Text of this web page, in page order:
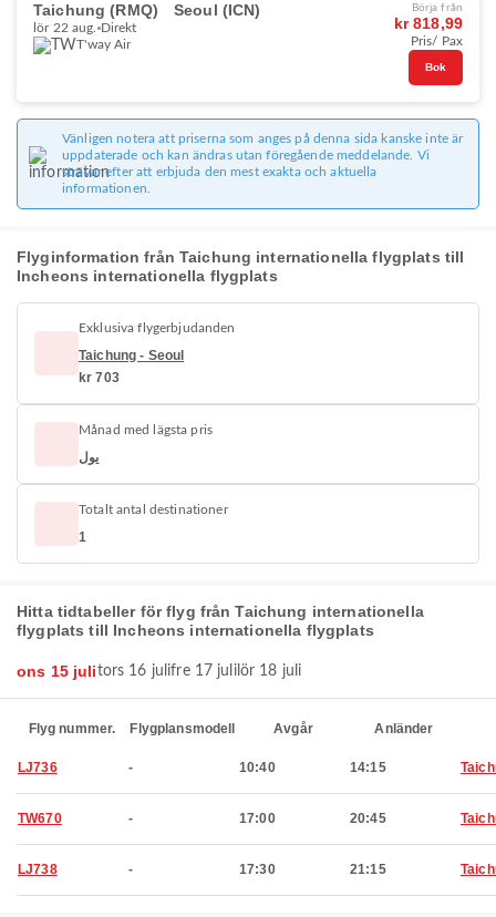
Taichung (RMQ) Seoul (ICN)
lör 22 aug. Direkt
T'way Air
Börja från
kr 818,99
Pris/ Pax
Bok
Vänligen notera att priserna som anges på denna sida kanske inte är
uppdaterade och kan ändras utan föregående meddelande. Vi
strävar efter att erbjuda den mest exakta och aktuella
informationen.
Flyginformation från Taichung internationella flygplats till
Incheons internationella flygplats
Exklusiva flygerbjudanden
Taichung - Seoul
kr 703
Månad med lägsta pris
يول
Totalt antal destinationer
1
Hitta tidtabeller för flyg från Taichung internationella
flygplats till Incheons internationella flygplats
ons 15 julitors 16 julifre 17 julilör 18 juli
Flyg nummer. Flygplansmodell Avgår Anländer
LJ736 - 10:40 14:15
TW670 - 17:00 20:45
LJ738 - 17:30 21:15